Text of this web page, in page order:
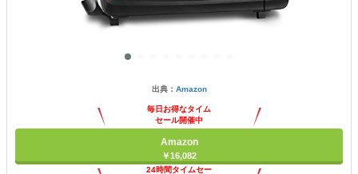
出典： Amazon
毎日お得なタイム
セール開催中
Amazon
￥16,082
24時間タイムセー